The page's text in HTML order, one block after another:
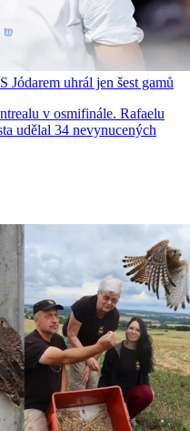
Jódarem uhrál jen šest gamů
v osmifinále. Rafaelu
udělal 34 nevynucených